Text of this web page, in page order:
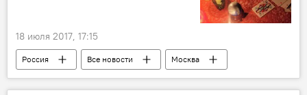
18 июля 2017, 17:15
Россия Все новости Москва